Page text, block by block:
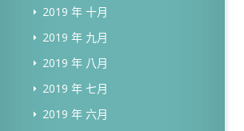
2019 年 十月
2019 年 九月
2019 年 八月
2019 年 七月
2019 年 六月